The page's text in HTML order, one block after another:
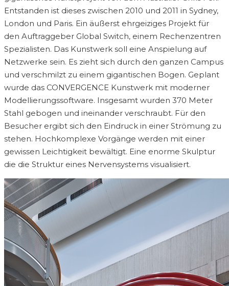
Entstanden ist dieses zwischen 2010 und 2011 in Sydney,
London und Paris. Ein äußerst ehrgeiziges Projekt für
den Auftraggeber Global Switch, einem Rechenzentren
Spezialisten. Das Kunstwerk soll eine Anspielung auf
Netzwerke sein. Es zieht sich durch den ganzen Campus
und verschmilzt zu einem gigantischen Bogen. Geplant
wurde das CONVERGENCE Kunstwerk mit moderner
Modellierungssoftware. Insgesamt wurden 370 Meter
Stahl gebogen und ineinander verschraubt. Für den
Besucher ergibt sich den Eindruck in einer Strömung zu
stehen. Hochkomplexe Vorgänge werden mit einer
gewissen Leichtigkeit bewältigt. Eine enorme Skulptur
die die Struktur eines Nervensystems visualisiert.